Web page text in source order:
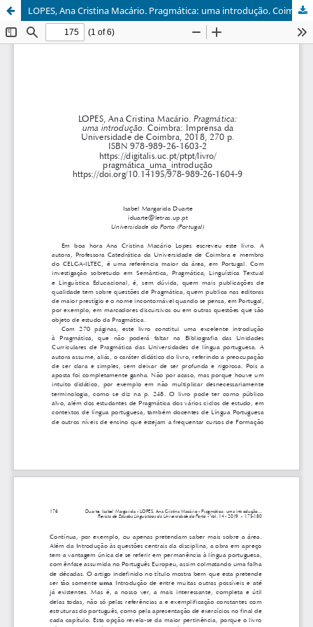
LOPES, Ana Cristina Macário. Pragmática: uma introdução. Coimbra: Imprensa da Universidade de Coimbra, 2018, 270 p. ISBN 978-989-26-1603-2 https://digitalis.uc.pt/ptpt/livro/ pragmática_uma_introdução https://doi.org/10.14195/978-989-26-1604-9